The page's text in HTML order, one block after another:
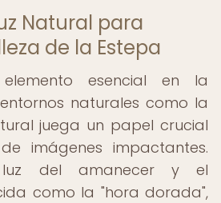
Natural para
de la Estepa
esencial en la
naturales como la
juega un papel crucial
imágenes impactantes.
del amanecer y el
como la "hora dorada",